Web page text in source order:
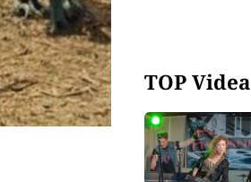
TOP Videa